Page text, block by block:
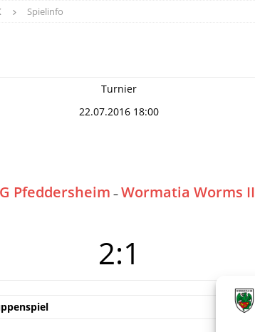
Spielinfo
Turnier
22.07.2016 18:00
Pfeddersheim – Wormatia Worms II
2:1